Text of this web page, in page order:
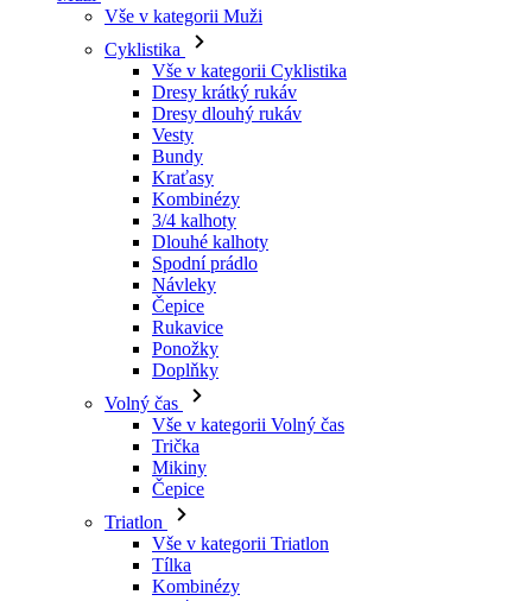
Dresy dlouhý rukáv
Vesty
Bundy
Kraťasy
Kombinézy
3/4 kalhoty
Dlouhé kalhoty
Spodní prádlo
Návleky
Čepice
Rukavice
Ponožky
Doplňky
Volný čas
Vše v kategorii Volný čas
Trička
Mikiny
Čepice
Triatlon
Vše v kategorii Triatlon
Tílka
Kombinézy
Kraťasy
Léto 2026
Týmové repliky
Speciální edice
Doprodej